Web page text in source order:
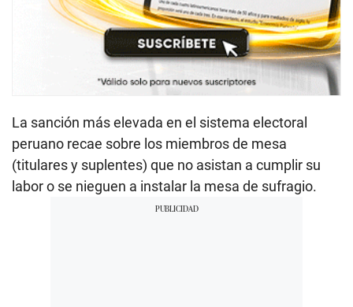
La sanción más elevada en el sistema electoral
peruano recae sobre los miembros de mesa
(titulares y suplentes) que no asistan a cumplir su
labor o se nieguen a instalar la mesa de sufragio.